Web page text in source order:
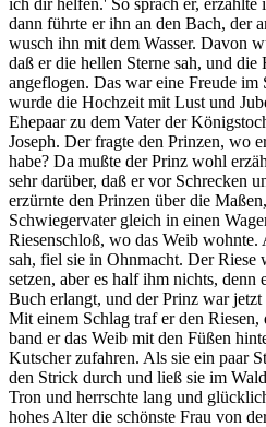
dann führte er ihn an den Bach, der
wusch ihn mit dem Wasser. Davon
daß er die hellen Sterne sah, und
angeflogen. Das war eine Freude
wurde die Hochzeit mit Lust und
Ehepaar zu dem Vater der
Joseph. Der fragte den Prinzen, wo
habe? Da mußte der Prinz wohl
sehr darüber, daß er vor Schrecken
erzürnte den Prinzen über die
Schwiegervater gleich in einen
Riesenschloß, wo das Weib
sah, fiel sie in Ohnmacht. Der Riese
setzen, aber es half ihm nichts, denn
Buch erlangt, und der Prinz war
Mit einem Schlag traf er den Riesen,
band er das Weib mit den Füßen
Kutscher zufahren. Als sie ein paar
den Strick durch und ließ sie im
Tron und herrschte lang und
hohes Alter die schönste Frau von